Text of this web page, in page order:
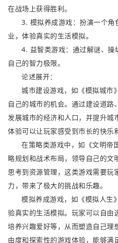
在战场上获得胜利。
3. 模拟养成游戏：扮演一个角
业，体验真实的生活模拟。
4. 益智类游戏：通过解谜、
自己的智力极限。
论述展开：
城市建设游戏，如《模拟城市
自己的城市的机会。通过建设道路
发展城市的经济和人口，并提升城
体验可以让玩家感受到市长的快乐
在策略类游戏中，如《文明帝
略规划和战术布局，领导自己的文
思考到资源管理，这类游戏需要玩
力，带来了极大的挑战和乐趣。
模拟养成游戏，如《模拟人生
验真实的生活模拟。玩家可以自由
培养兴趣爱好等，从而塑造自己理
由度和探索性的游戏体验，能够满